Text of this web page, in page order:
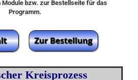
bzw. zur Bestellseite für das
Programm.
Kreisprozess